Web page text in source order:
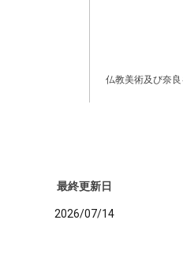
仏教美術及び奈
最終更新日
2026/07/14